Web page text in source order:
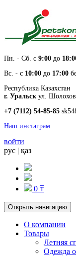
Пн. - Cб. с 9:00 до
Вс. - с 10:00 до 17:00
Республика Казахстан
г. Уральск ул.
+7 (7112) 54-85-85
Наш инстаграм
войти
рус | қаз
0 ₸
Открыть навигацию
О компании
Товары
Летняя
Одежда